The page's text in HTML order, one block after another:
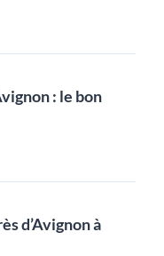
: le bon
d’Avignon à